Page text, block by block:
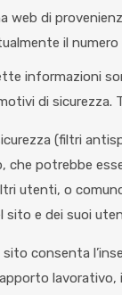
web di
il numero
informazioni
di sicurezza.
(filtri
che potrebbe
utenti, o
sito e dei suoi
sito consenta
lavorativo,